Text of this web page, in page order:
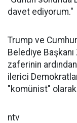
davet ediyorum."
Trump ve
Belediye
zaferinin
ilerici
"komünist" olarak
ntv